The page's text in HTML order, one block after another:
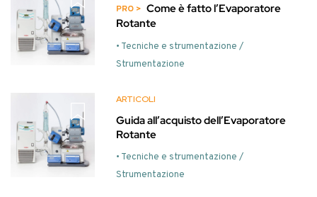
Come è fatto l’Evaporatore
Rotante
• Tecniche e strumentazione /
Strumentazione
ARTICOLI
Guida all’acquisto dell’Evaporatore
Rotante
• Tecniche e strumentazione /
Strumentazione